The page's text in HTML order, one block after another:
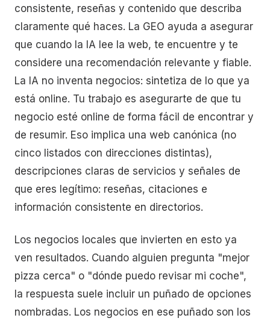
consistente, reseñas y contenido que describa
claramente qué haces. La GEO ayuda a asegurar
que cuando la IA lee la web, te encuentre y te
considere una recomendación relevante y fiable.
La IA no inventa negocios: sintetiza de lo que ya
está online. Tu trabajo es asegurarte de que tu
negocio esté online de forma fácil de encontrar y
de resumir. Eso implica una web canónica (no
cinco listados con direcciones distintas),
descripciones claras de servicios y señales de
que eres legítimo: reseñas, citaciones e
información consistente en directorios.
Los negocios locales que invierten en esto ya
ven resultados. Cuando alguien pregunta "mejor
pizza cerca" o "dónde puedo revisar mi coche",
la respuesta suele incluir un puñado de opciones
nombradas. Los negocios en ese puñado son los